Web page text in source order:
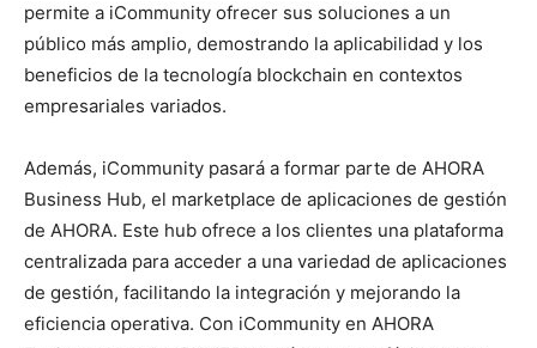
permite a iCommunity ofrecer sus soluciones a un
público más amplio, demostrando la aplicabilidad y los
beneficios de la tecnología blockchain en contextos
empresariales variados.
Además, iCommunity pasará a formar parte de AHORA
Business Hub, el marketplace de aplicaciones de gestión
de AHORA. Este hub ofrece a los clientes una plataforma
centralizada para acceder a una variedad de aplicaciones
de gestión, facilitando la integración y mejorando la
eficiencia operativa. Con iCommunity en AHORA